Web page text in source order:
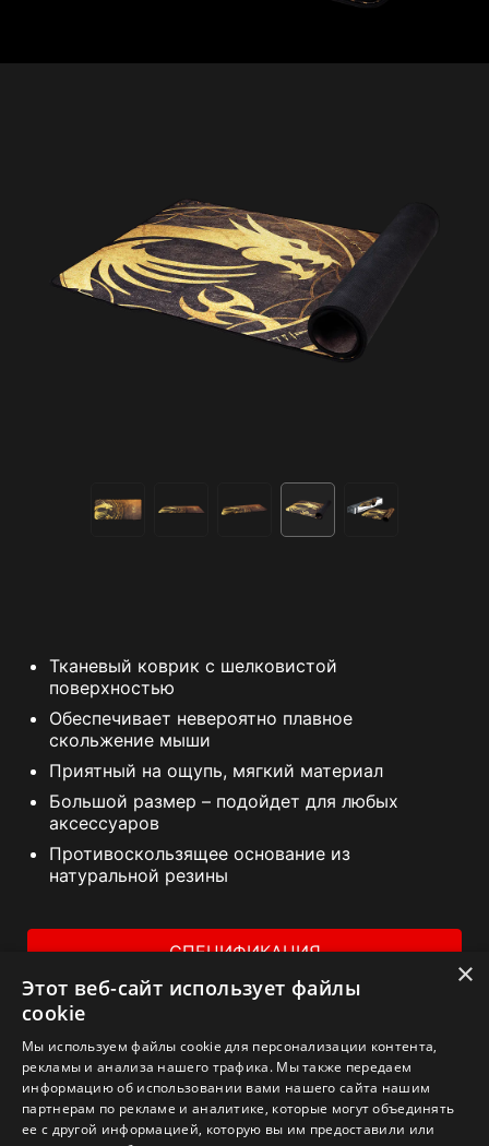
Тканевый коврик с шелковистой
поверхностью
Обеспечивает невероятно плавное
скольжение мыши
Приятный на ощупь, мягкий материал
Большой размер – подойдет для любых
аксессуаров
Противоскользящее основание из
натуральной резины
СПЕЦИФИКАЦИЯ
ГДЕ КУПИТЬ
1. Спецификации могут отличаться от приведенной на сайте
×
Этот веб-сайт использует файлы
cookie
Мы используем файлы cookie для персонализации контента,
рекламы и анализа нашего трафика. Мы также передаем
информацию об использовании вами нашего сайта нашим
партнерам по рекламе и аналитике, которые могут объединять
ее с другой информацией, которую вы им предоставили или